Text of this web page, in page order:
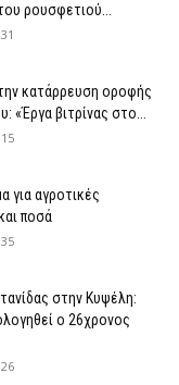
ρουσφετιού...
κατάρρευση οροφής
«Έργα βιτρίνας στο...
για αγροτικές
ποσά
στην Κυψέλη:
ο 26χρονος